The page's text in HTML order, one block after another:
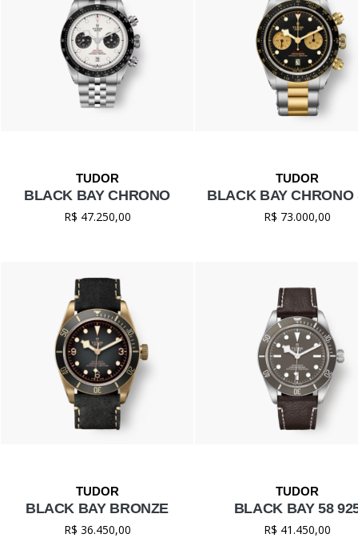
BLACK BAY CHRONO
R$ 47.250,00
BLACK BAY CHRONO
R$ 73.000,00
BLACK BAY BRONZE
R$ 36.450,00
BLACK BAY 58
R$ 41.450,00